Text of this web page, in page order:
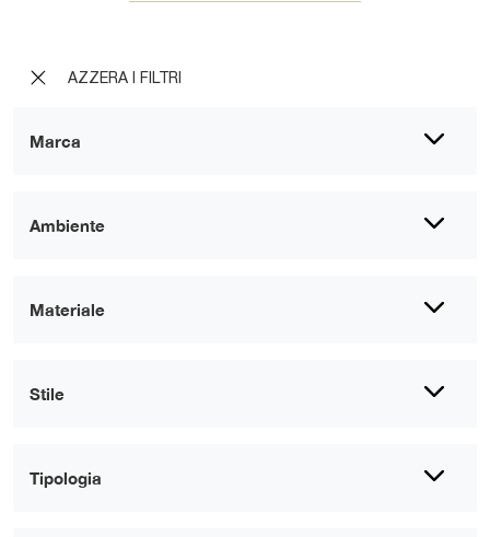
AZZERA I FILTRI
Marca
Ambiente
Materiale
Stile
Tipologia